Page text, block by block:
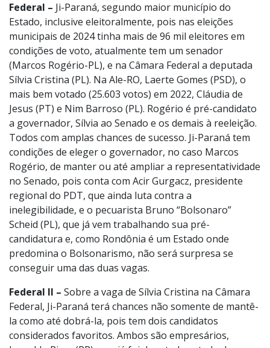
Federal – Ji-Paraná, segundo maior município do
Estado, inclusive eleitoralmente, pois nas eleições
municipais de 2024 tinha mais de 96 mil eleitores em
condições de voto, atualmente tem um senador
(Marcos Rogério-PL), e na Câmara Federal a deputada
Sílvia Cristina (PL). Na Ale-RO, Laerte Gomes (PSD), o
mais bem votado (25.603 votos) em 2022, Cláudia de
Jesus (PT) e Nim Barroso (PL). Rogério é pré-candidato
a governador, Sílvia ao Senado e os demais à reeleição.
Todos com amplas chances de sucesso. Ji-Paraná tem
condições de eleger o governador, no caso Marcos
Rogério, de manter ou até ampliar a representatividade
no Senado, pois conta com Acir Gurgacz, presidente
regional do PDT, que ainda luta contra a
inelegibilidade, e o pecuarista Bruno “Bolsonaro”
Scheid (PL), que já vem trabalhando sua pré-
candidatura e, como Rondônia é um Estado onde
predomina o Bolsonarismo, não será surpresa se
conseguir uma das duas vagas.
Federal II – Sobre a vaga de Sílvia Cristina na Câmara
Federal, Ji-Paraná terá chances não somente de mantê-
la como até dobrá-la, pois tem dois candidatos
considerados favoritos. Ambos são empresários,